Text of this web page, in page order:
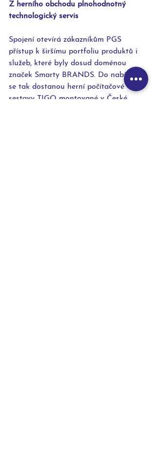
Z herního obchodu plnohodnotný
technologický servis
Spojení otevírá zákazníkům PGS
přístup k širšímu portfoliu produktů i
služeb, které byly dosud doménou
značek Smarty BRANDS. Do nabídky
se tak dostanou herní počítačové
sestavy TIGO montované v České